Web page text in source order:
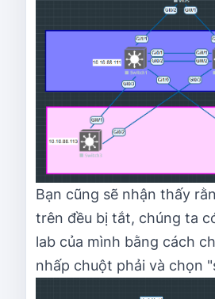
Bạn cũng sẽ nhận thấy
trên đều bị tắt, chúng ta
lab của mình bằng cách
nhấp chuột phải và chọn